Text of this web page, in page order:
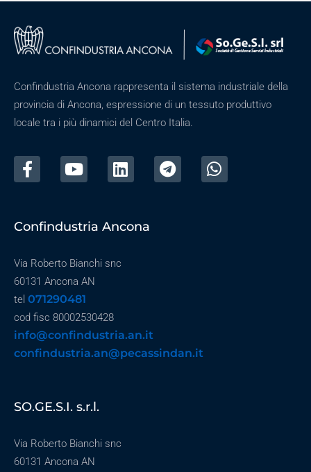
Confindustria Ancona rappresenta il sistema industriale della
provincia di Ancona, espressione di un tessuto produttivo
locale tra i più dinamici del Centro Italia.
Confindustria Ancona
Via Roberto Bianchi snc
60131 Ancona AN
tel 071290481
cod fisc 80002530428
info@confindustria.an.it
confindustria.an@pecassindan.it
SO.GE.S.I. s.r.l.
Via Roberto Bianchi snc
60131 Ancona AN